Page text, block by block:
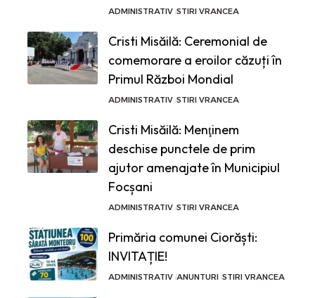
ADMINISTRATIV STIRI VRANCEA
Cristi Misăilă: Ceremonial de
comemorare a eroilor căzuți în
Primul Război Mondial
ADMINISTRATIV STIRI VRANCEA
Cristi Misăilă: Menţinem
deschise punctele de prim
ajutor amenajate în Municipiul
Focșani
ADMINISTRATIV STIRI VRANCEA
Primăria comunei Ciorăști:
INVITAȚIE!
ADMINISTRATIV ANUNTURI STIRI VRANCEA